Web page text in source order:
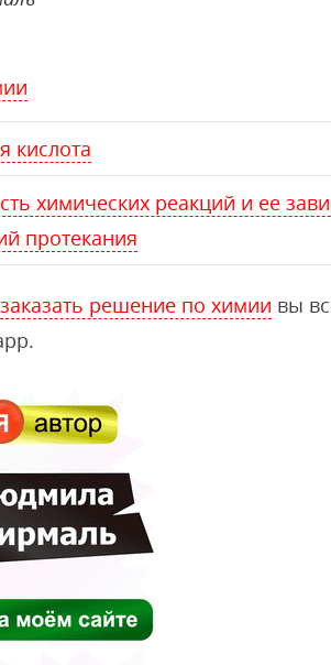
кислота
химических реакций и ее
протекания
заказать решение по химии вы